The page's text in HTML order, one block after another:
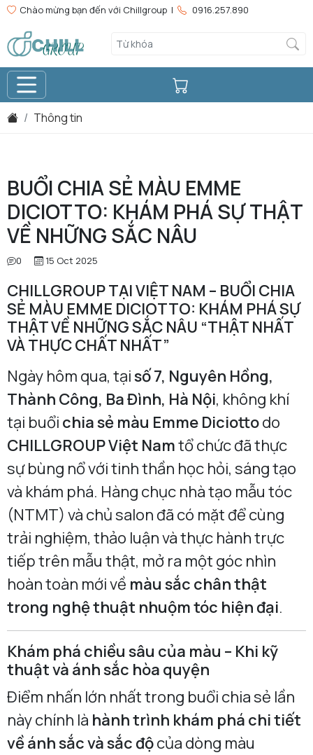
Chào mừng bạn đến với Chillgroup | 0916.257.890
Thông tin
BUỔI CHIA SẺ MÀU EMME
DICIOTTO: KHÁM PHÁ SỰ THẬT
VỀ NHỮNG SẮC NÂU
0 15 Oct 2025
CHILLGROUP TẠI VIỆT NAM – BUỔI CHIA
SẺ MÀU EMME DICIOTTO: KHÁM PHÁ SỰ
THẬT VỀ NHỮNG SẮC NÂU “THẬT NHẤT
VÀ THỰC CHẤT NHẤT”
Ngày hôm qua, tạisố 7, Nguyên Hồng,
Thành Công, Ba Đình, Hà Nội, không khí
tại buổi chia sẻ màu Emme Diciottodo
CHILLGROUP Việt Namtổ chức đã thực
sự bùng nổ với tinh thần học hỏi, sáng tạo
và khám phá. Hàng chục nhà tạo mẫu tóc
(NTMT) và chủ salon đã có mặt để cùng
trải nghiệm, thảo luận và thực hành trực
tiếp trên mẫu thật, mở ra một góc nhìn
hoàn toàn mới về màu sắc chân thật
trong nghệ thuật nhuộm tóc hiện đại.
Khám phá chiều sâu của màu – Khi kỹ
thuật và ánh sắc hòa quyện
Điểm nhấn lớn nhất trong buổi chia sẻ lần
này chính là hành trình khám phá chi tiết
về ánh sắc và sắc độcủa dòng màu